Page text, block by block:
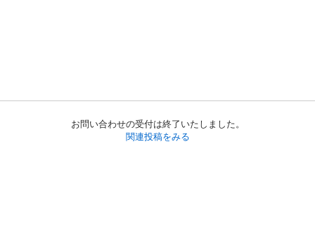
お問い合わせの受付は終了いたしました。
関連投稿をみる